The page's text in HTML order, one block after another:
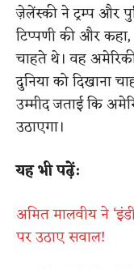
ज़ेलेंस्की ने ट्रम्प और
टिप्पणी की और कहा,
चाहते थे। वह
दुनिया को दिखाना
उम्मीद जताई कि
उठाएगा।
यह भी पढ़ें:
अमित मालवीय ने
पर उठाए सवाल!